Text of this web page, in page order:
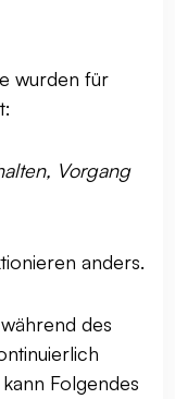
wurden für
Vorgang
anders.
des
Folgendes